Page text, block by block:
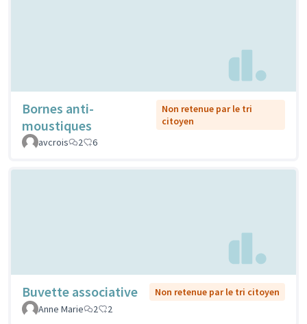
Bornes anti-
moustiques
Non retenue par le tri
citoyen
avcrois
2 6
Buvette associative
Non retenue par le tri citoyen
Anne Marie
2 2